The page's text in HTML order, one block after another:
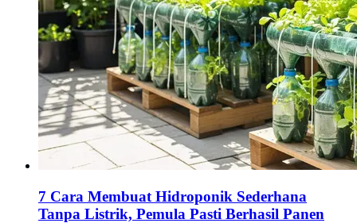
7 Cara Membuat Hidroponik Sederhana
Tanpa Listrik, Pemula Pasti Berhasil Panen